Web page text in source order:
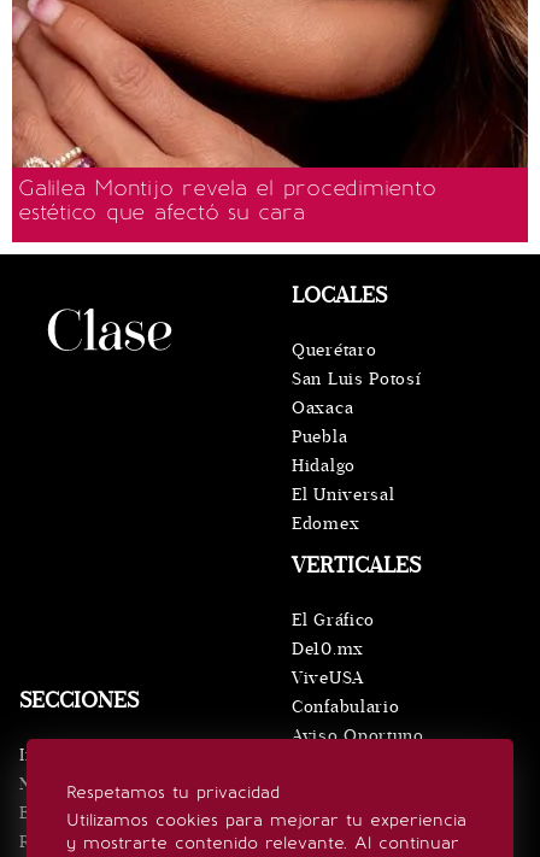
Galilea Montijo revela el procedimiento
estético que afectó su cara
Respetamos tu privacidad
Utilizamos cookies para mejorar tu experiencia
y mostrarte contenido relevante. Al continuar
SECCIONES
Inicio
Noticias
Eventos
Realeza
VERTICALES
El Gráfico
De10.mx
ViveUSA
Confabulario
Aviso Oportuno
LOCALES
Querétaro
San Luis Potosí
Oaxaca
Puebla
Hidalgo
El Universal
Edomex